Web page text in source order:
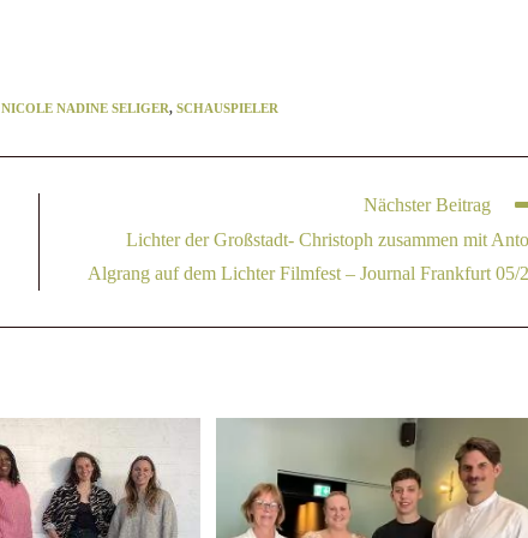
NICOLE NADINE SELIGER, SCHAUSPIELER
Nächster Beitrag
Lichter der Großstadt- Christoph zusammen mit
Algrang auf dem Lichter Filmfest – Journal Frankfurt 05/